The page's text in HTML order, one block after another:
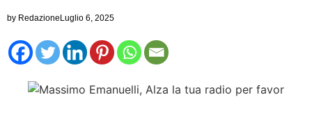
by Redazione Luglio 6, 2025